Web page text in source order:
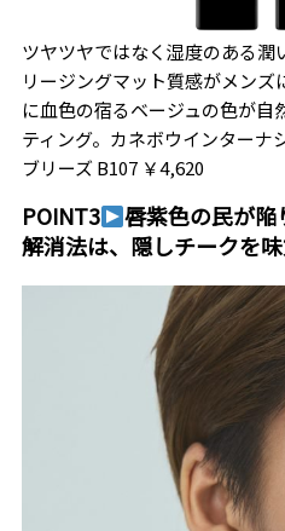
ツヤツヤではなく湿度のある
リージングマット質感がメン
に血色の宿るベージュの色が自
ティング。 カネボウインターナ
ブリーズ B107 ￥4,620
POINT3
唇紫色の民が
解消法は、 隠しチークを